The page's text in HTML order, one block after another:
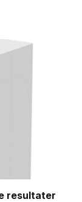
resultater